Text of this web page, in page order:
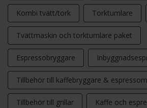
Kombi tvätt/tork Torktumlare
Tvättmaskin och torktumlare paket
Espressobryggare
Tillbehör till kaffebryggare &
Tillbehör till grillar Kaffe och